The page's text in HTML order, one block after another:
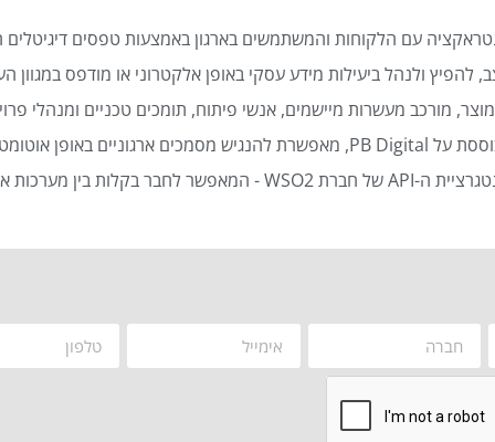
עם הלקוחות והמשתמשים בארגון באמצעות טפסים דיגיטלים
להפיץ ולנהל ביעילות מידע עסקי באופן אלקטרוני או מודפס במגוון
מורכב מעשרות מיישמים, אנשי פיתוח, תומכים טכניים ומנהלי